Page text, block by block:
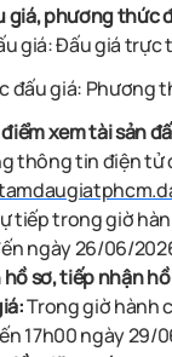
giá, phương thức
giá: Đấu giá trực
đấu giá: Phương
xem tài sản
thông tin điện tử
tiếp trong giờ
ngày 26/06/
sơ, tiếp nhận
Trong giờ hành
17h00 ngày 29/